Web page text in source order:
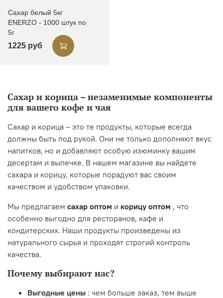
Сахар белый 5кг
ENERZO - 1000 штук по
5г
1225 руб
Сахар и корица – незаменимые компоненты
для вашего кофе и чая
Сахар и корица – это те продукты, которые всегда
должны быть под рукой. Они не только дополняют вкус
напитков, но и добавляют особую изюминку вашим
десертам и выпечке. В нашем магазине вы найдете
сахара и корицу, которые порадуют вас своим
качеством и удобством упаковки.
Мы предлагаем сахар оптом и корицу оптом , что
особенно выгодно для ресторанов, кафе и
кондитерских. Наши продукты произведены из
натурального сырья и проходят строгий контроль
качества.
Почему выбирают нас?
Выгодные цены : чем больше заказ, тем выше